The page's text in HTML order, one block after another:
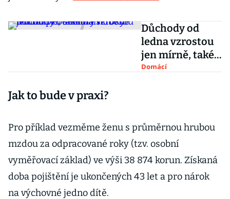
Důchody od
ledna vzrostou
jen mírně, také
další roky
Domácí
Jak to bude v praxi?
Pro příklad vezměme ženu s průměrnou hrubou
mzdou za odpracované roky (tzv. osobní
vyměřovací základ) ve výši 38 874 korun. Získaná
doba pojištění je ukončených 43 let a pro nárok
na výchovné jedno dítě.